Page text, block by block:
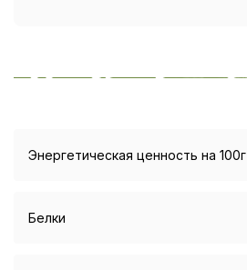
Энергетическая ценность на 100г
Белки